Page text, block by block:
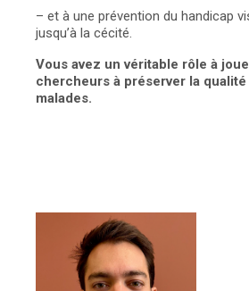
– et à une prévention du handicap
jusqu’à la cécité.
Vous avez un véritable rôle à
chercheurs à préserver la
malades.